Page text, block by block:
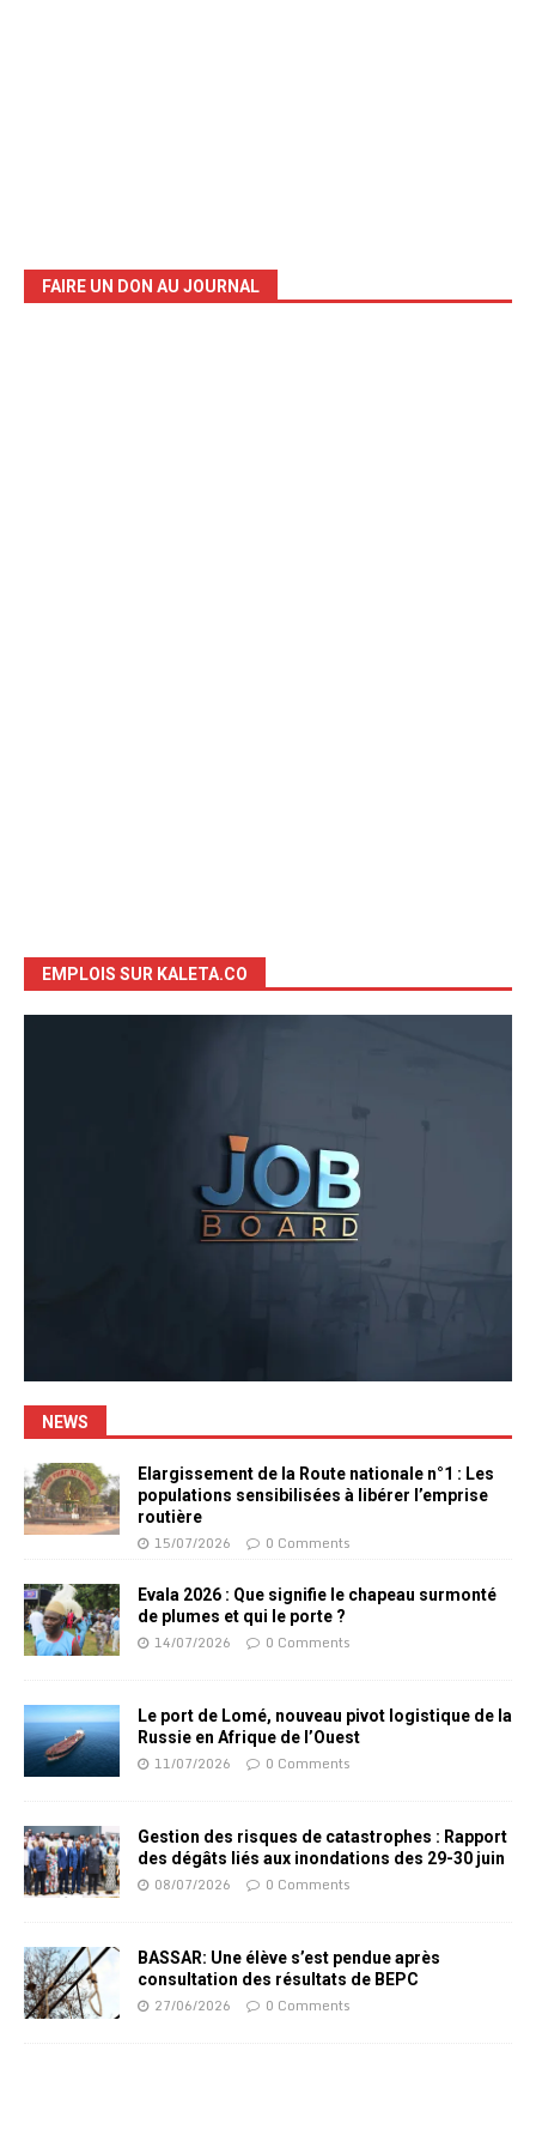
FAIRE UN DON AU JOURNAL
EMPLOIS SUR KALETA.CO
NEWS
Elargissement de la Route nationale n°1 : Les
populations sensibilisées à libérer l’emprise
routière
15/07/2026 0 Comments
Evala 2026 : Que signifie le chapeau surmonté
de plumes et qui le porte ?
14/07/2026 0 Comments
Le port de Lomé, nouveau pivot logistique de la
Russie en Afrique de l’Ouest
11/07/2026 0 Comments
Gestion des risques de catastrophes : Rapport
des dégâts liés aux inondations des 29-30 juin
08/07/2026 0 Comments
BASSAR: Une élève s’est pendue après
consultation des résultats de BEPC
27/06/2026 0 Comments